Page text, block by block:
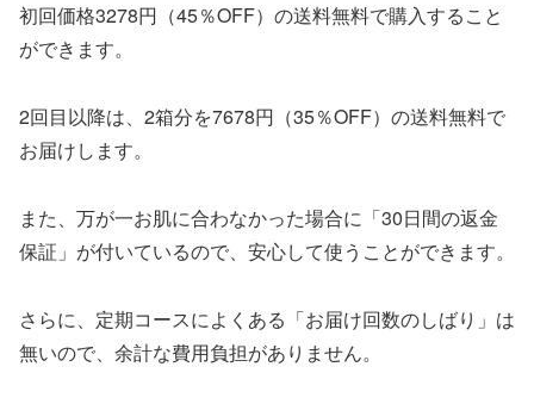
初回価格3278円（45％OFF）の送料無料で購入すること
ができます。
2回目以降は、2箱分を7678円（35％OFF）の送料無料で
お届けします。
また、万が一お肌に合わなかった場合に「30日間の返金
保証」が付いているので、安心して使うことができます。
さらに、定期コースによくある「お届け回数のしばり」は
無いので、余計な費用負担がありません。